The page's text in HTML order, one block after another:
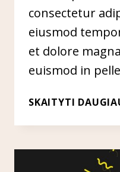
consectetur
eiusmod
et dolore
euismod in
SKAITYTI